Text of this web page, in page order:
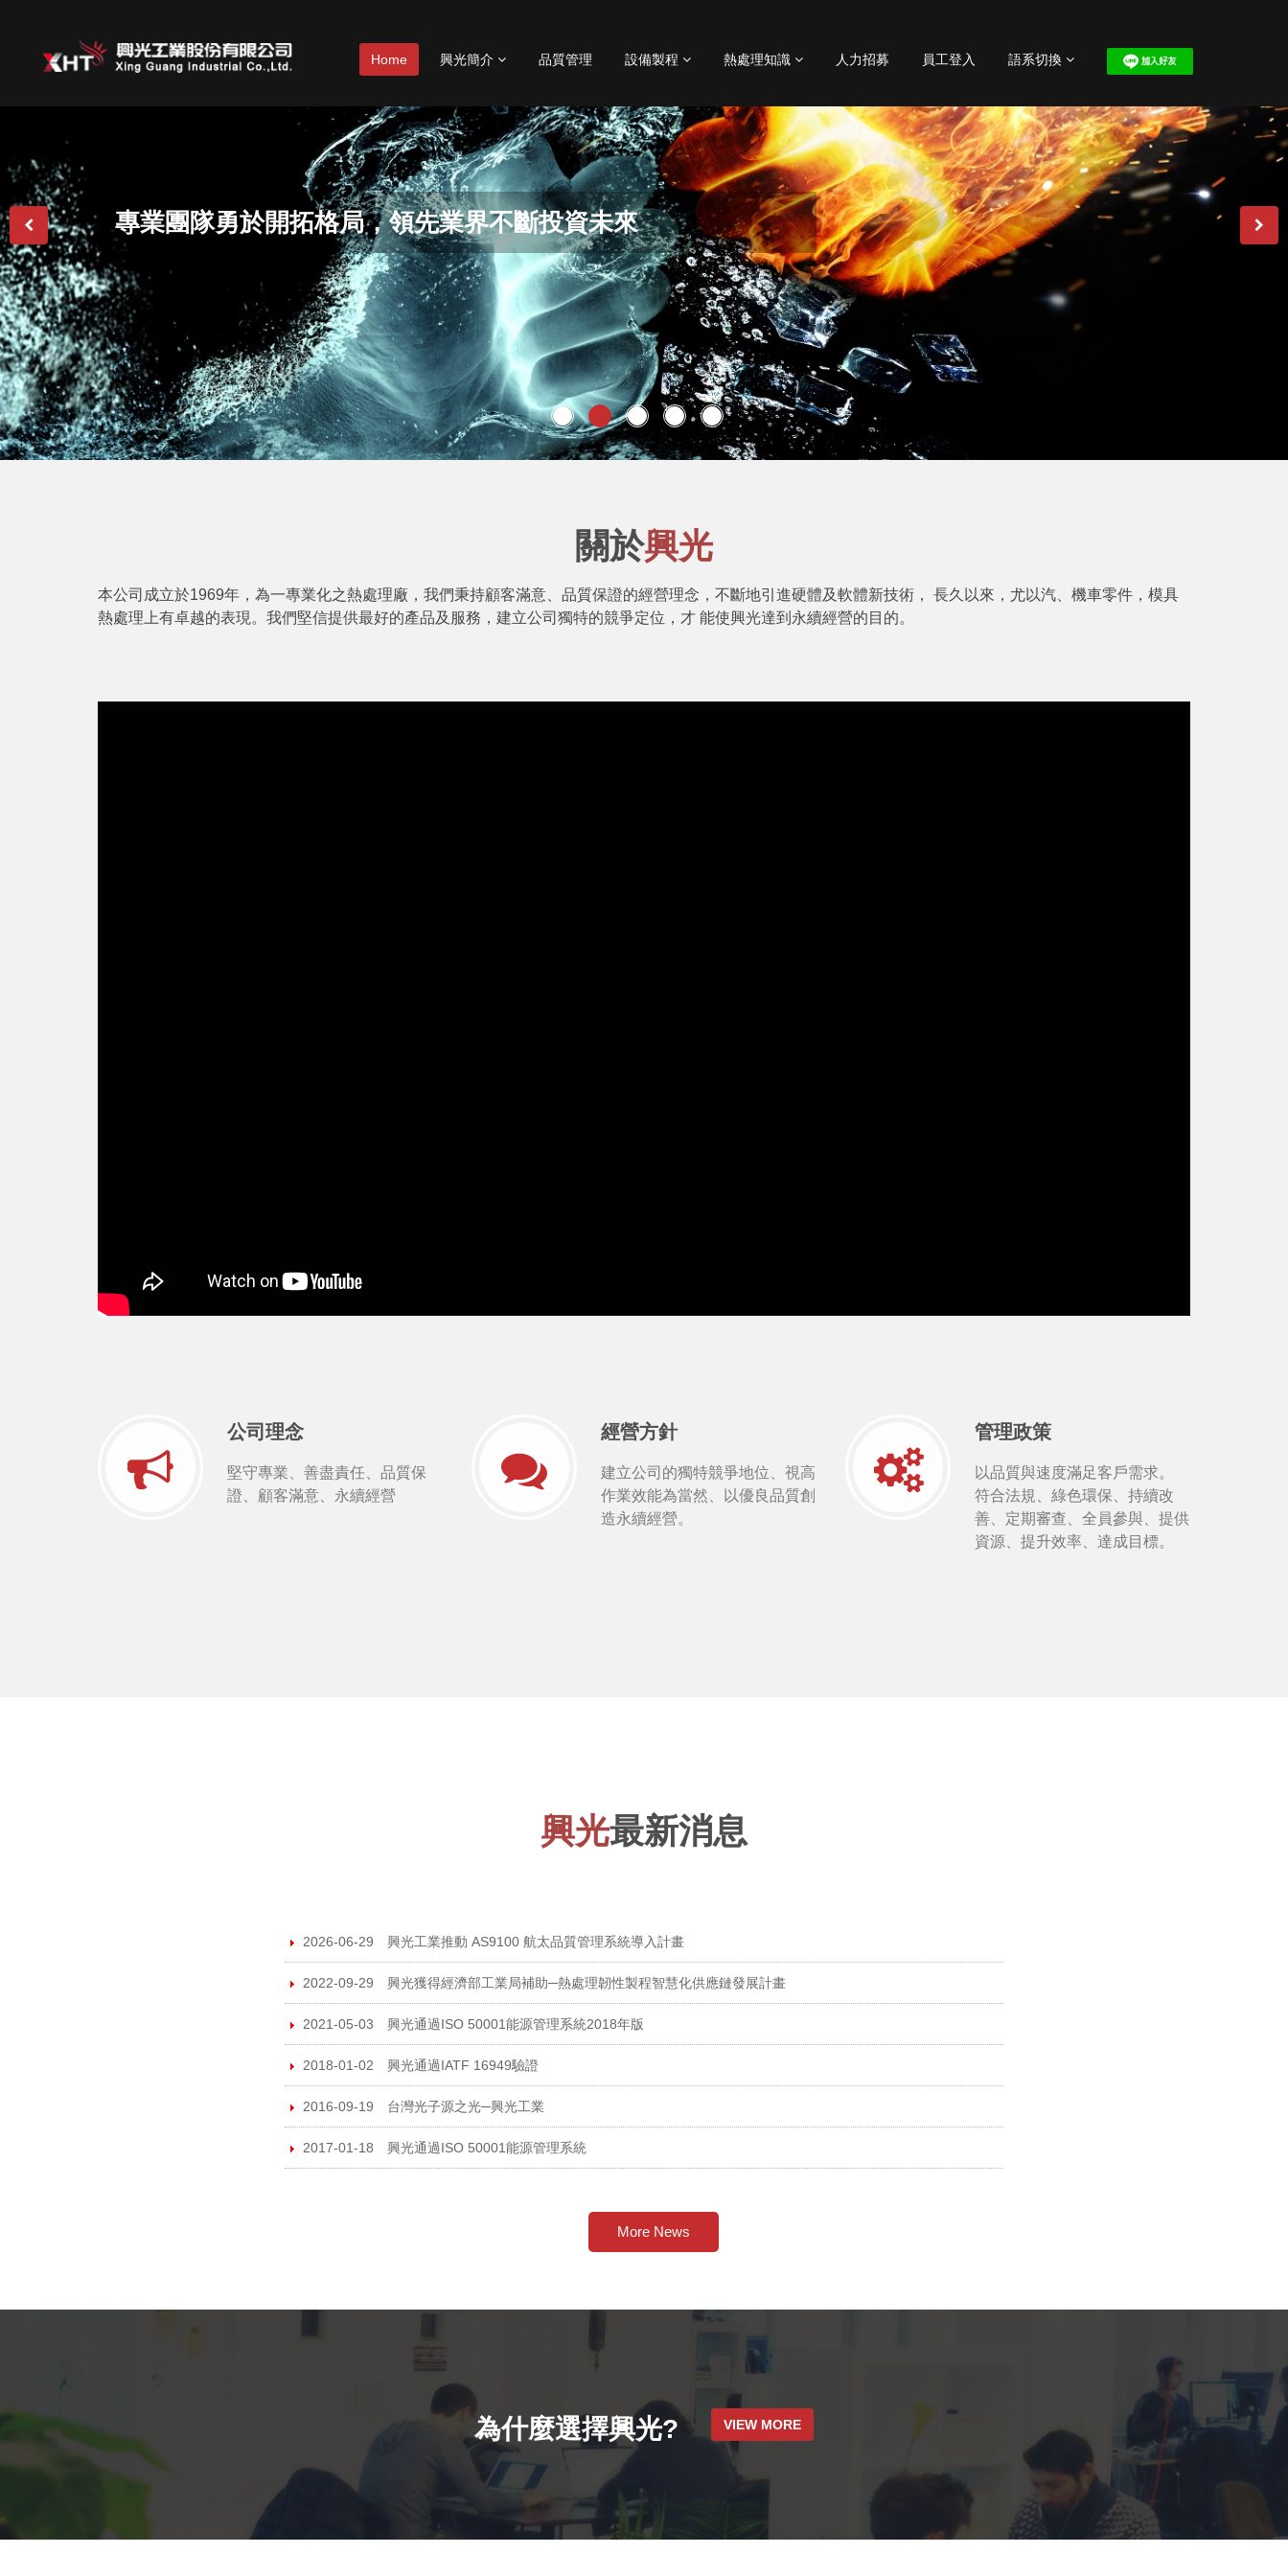
Home 興光簡介 品質管理 設備製程 熱處理知識 人力招募 員工登入 語系切換
以專業贏得客戶肯定，成為客戶首選合作伙伴，與客戶成為生
命共同體為榮。
專業團隊勇於開拓格局，領先業界不斷投資未來
結合創意、智慧、經驗，為產業界做出巨大貢獻。
滿足客戶要求，邁向世界品質
保護環境，生生不息。
關於興光
本公司成立於1969年，為一專業化之熱處理廠，我們秉持顧客滿意、品質保證的經營理念，不斷地引進硬體及軟體新技術， 長久以來，尤以汽、機車零件，模具
熱處理上有卓越的表現。我們堅信提供最好的產品及服務，建立公司獨特的競爭定位，才 能使興光達到永續經營的目的。
公司理念
堅守專業、善盡責任、品質保
證、顧客滿意、永續經營
經營方針
建立公司的獨特競爭地位、視高
作業效能為當然、以優良品質創
造永續經營。
管理政策
以品質與速度滿足客戶需求。
符合法規、綠色環保、持續改
善、定期審查、全員參與、提供
資源、提升效率、達成目標。
興光最新消息
2026-06-29 興光工業推動 AS9100 航太品質管理系統導入計畫
2022-09-29 興光獲得經濟部工業局補助─熱處理韌性製程智慧化供應鏈發展計畫
2021-05-03 興光通過ISO 50001能源管理系統2018年版
2018-01-02 興光通過IATF 16949驗證
2016-09-19 台灣光子源之光─興光工業
2017-01-18 興光通過ISO 50001能源管理系統
More News
為什麼選擇興光? VIEW MORE